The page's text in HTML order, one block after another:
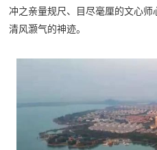
冲之亲量规尺、目尽毫厘的文心师
清风灏气的神迹。